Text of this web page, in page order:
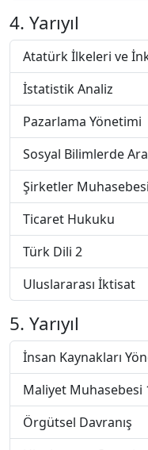
4. Yarıyıl
Atatürk İlkeleri ve
İstatistik Analiz
Pazarlama Yönetimi
Sosyal Bilimlerde
Şirketler Muhasebesi
Ticaret Hukuku
Türk Dili 2
Uluslararası İktisat
5. Yarıyıl
İnsan Kaynakları
Maliyet Muhasebesi
Örgütsel Davranış